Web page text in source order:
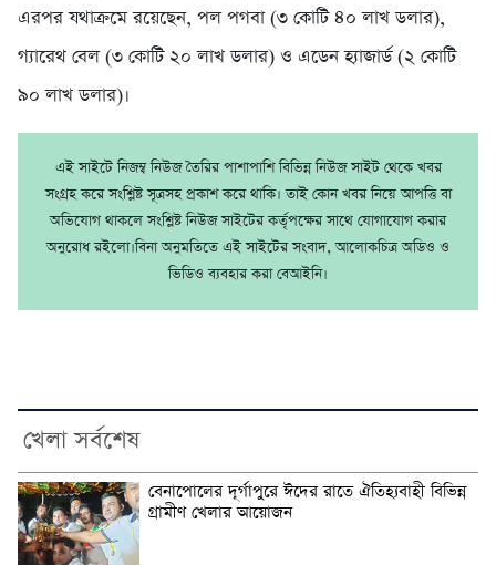
এরপর যথাক্রমে রয়েছেন, পল পগবা (৩ কোটি ৪০ লাখ ডলার),
গ্যারেথ বেল (৩ কোটি ২০ লাখ ডলার) ও এডেন হ্যাজার্ড (২ কোটি
৯০ লাখ ডলার)।
এই সাইটে নিজম্ব নিউজ তৈরির পাশাপাশি বিভিন্ন নিউজ সাইট থেকে খবর
সংগ্রহ করে সংশ্লিষ্ট সূত্রসহ প্রকাশ করে থাকি। তাই কোন খবর নিয়ে আপত্তি বা
অভিযোগ থাকলে সংশ্লিষ্ট নিউজ সাইটের কর্তৃপক্ষের সাথে যোগাযোগ করার
অনুরোধ রইলো।বিনা অনুমতিতে এই সাইটের সংবাদ, আলোকচিত্র অডিও ও
ভিডিও ব্যবহার করা বেআইনি।
খেলা সর্বশেষ
বেনাপোলের দূর্গাপুরে ঈদের রাতে ঐতিহ্যবাহী বিভিন্ন
গ্রামীণ খেলার আয়োজন